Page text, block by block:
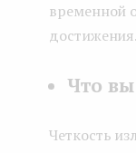
временной
достижения.
Что
Четкость